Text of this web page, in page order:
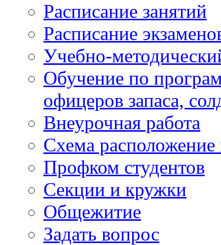
Расписание занятий
Расписание
Учебно-
Обучение по
офицеров запаса,
Внеурочная работа
Схема расположение
Профком студентов
Секции и кружки
Общежитие
Задать вопрос